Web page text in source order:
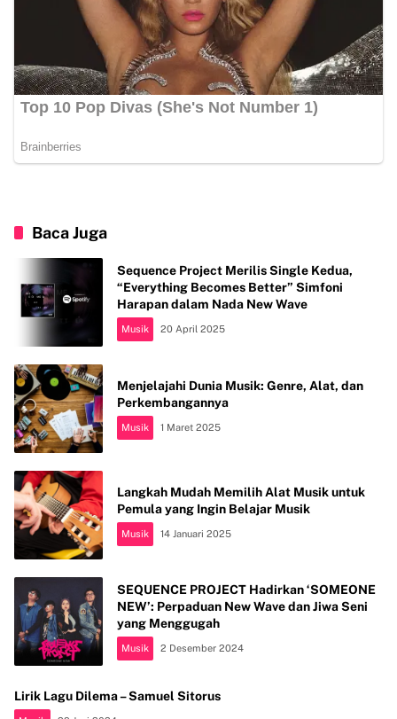
Baca Juga
Sequence Project Merilis Single Kedua,
“Everything Becomes Better” Simfoni
Harapan dalam Nada New Wave
Musik 20 April 2025
Menjelajahi Dunia Musik: Genre, Alat, dan
Perkembangannya
Musik 1 Maret 2025
Langkah Mudah Memilih Alat Musik untuk
Pemula yang Ingin Belajar Musik
Musik 14 Januari 2025
SEQUENCE PROJECT Hadirkan ‘SOMEONE
NEW’: Perpaduan New Wave dan Jiwa Seni
yang Menggugah
Musik 2 Desember 2024
Lirik Lagu Dilema – Samuel Sitorus